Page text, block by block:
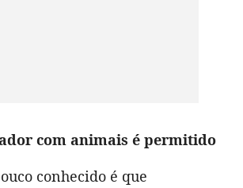
com animais é permitido
conhecido é que